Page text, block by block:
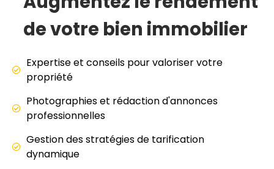
Location saisonnière Moyenne durée
de votre bien immobilier
Expertise et conseils pour valoriser votre
propriété
Photographies et rédaction d'annonces
professionnelles
Gestion des stratégies de tarification
dynamique